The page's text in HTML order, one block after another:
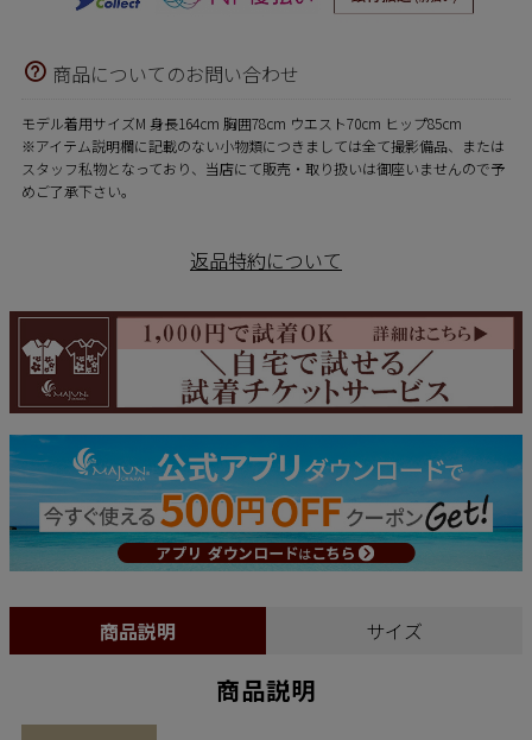
商品についてのお問い合わせ
モデル着用サイズM 身長164cm 胸囲78cm ウエスト70cm ヒップ85cm
※アイテム説明欄に記載のない小物類につきましては全て撮影備品、または
スタッフ私物となっており、当店にて販売・取り扱いは御座いませんので予
めご了承下さい。
返品特約について
商品説明 サイズ
商品説明